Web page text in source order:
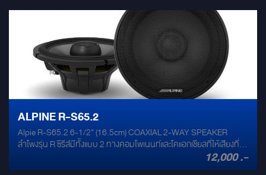
ALPINE R-S65.2
Alpie R-S65.2 6-1/2" (16.5cm) COAXIAL 2-WAY SPEAKER
ลำโพงรุ่น R ซีรีส์มีทั้งแบบ 2 ทางคอมโพเนนท์และโคแอกเชียลที่ให้เสียงที่
ยอดเยี่ยม การผสมผสานที่ลงตัวของวัสดุเกรดดี นอกจากจะให้เสียงที่
ดีแล้วยังจัดสมดุลของช่วงเสียง จึงมีการผิดเพี้ยนที่น้อย Speaker type 6-
12,000 .-